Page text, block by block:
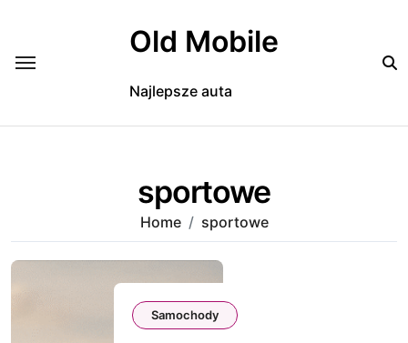
Old Mobile
Najlepsze auta
sportowe
Home sportowe
Samochody